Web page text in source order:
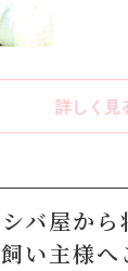
詳しく見
シバ屋から
飼い主様へ